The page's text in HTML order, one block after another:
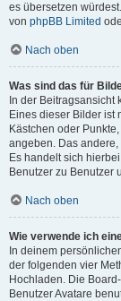
es übersetzen
von phpBB Limited
Nach oben
Was sind das für
In der
Eines dieser Bilder ist
Kästchen oder
angeben. Das andere,
Es handelt sich
Benutzer zu Benutzer
Nach oben
Wie verwende ich
In deinem
der folgenden vier
Hochladen. Die
Benutzer Avatare